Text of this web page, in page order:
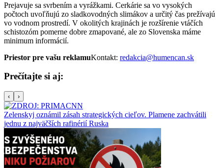
Prejavuje sa svrbením a vyrážkami. Cerkárie sa vo vysokých
počtoch uvoľňujú zo sladkovodných slimákov a určitý čas prežívajú
vo vodnom prostredí. V okolitých krajinách je rozšírenie vtáčích
schistozóm pomerne dobre zmapované, ale zo Slovenska máme
minimum informácií.
Priestor pre vašu reklamuKontakt: redakcia@humencan.sk
Prečítajte si aj:
‹ ›
Zelenskyj oznámil zásah strategických cieľov. Plamene zachvátili
jednu z najväčších rafinérií Ruska